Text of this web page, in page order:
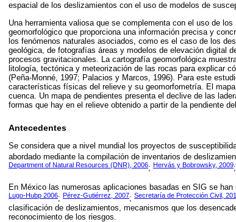
espacial de los deslizamientos con el uso de modelos de
Una herramienta valiosa que se complementa con el uso de
geomorfológico que proporciona una información precisa y
los fenómenos naturales asociados, como es el caso de los
geológica, de fotografías áreas y modelos de elevación digital
procesos gravitacionales. La cartografía geomorfológica
litología, tectónica y meteorización de las rocas para explicar
(Peña-Monné, 1997; Palacios y Marcos, 1996). Para este
características físicas del relieve y su geomorfometría. El
cuenca. Un mapa de pendientes presenta el declive de las
formas que hay en el relieve obtenido a partir de la pendiente
Antecedentes
Se considera que a nivel mundial los proyectos de
abordado mediante la compilación de inventarios de
Department of Natural Resources (DNR), 2006; Hervás y Bobrowsky, 2009;
En México las numerosas aplicaciones basadas en SIG se
Lugo-Hubp 2006; Pérez-Gutiérrez, 2007; Secretaría de Protección Civil,
clasificación de deslizamientos, mecanismos que los
reconocimiento de los riesgos.